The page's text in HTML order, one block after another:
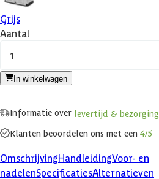
Grijs
Aantal
1
In winkelwagen
Informatie over levertijd & bezorging
Klanten beoordelen ons met een 4/5
OmschrijvingHandleidingVoor- en
nadelenSpecificatiesAlternatieven